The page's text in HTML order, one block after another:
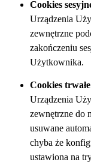
Cookies
Urządzenia
zewnętrzne
zakończeniu
Użytkownika.
Cookies trwałe
Urządzenia
zewnętrzne do
usuwane
chyba że
ustawiona na